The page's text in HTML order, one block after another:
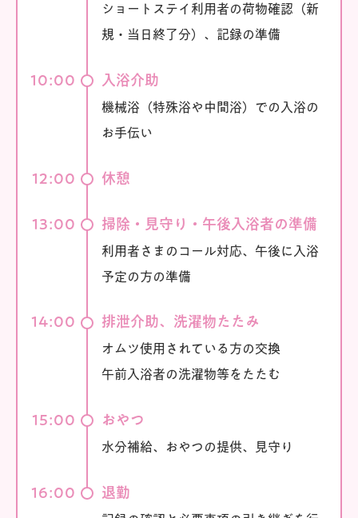
ショートステイ利用者の荷物確認（新
規・当日終了分）、記録の準備
10:00 入浴介助
機械浴（特殊浴や中間浴）での入浴の
お手伝い
12:00 休憩
13:00 掃除・見守り・午後入浴者の準備
利用者さまのコール対応、午後に入浴
予定の方の準備
14:00 排泄介助、洗濯物たたみ
オムツ使用されている方の交換
午前入浴者の洗濯物等をたたむ
15:00 おやつ
水分補給、おやつの提供、見守り
16:00 退勤